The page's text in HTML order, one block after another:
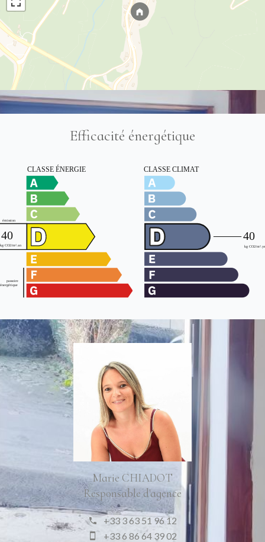
Efficacité énergétique
Marie CHIADOT
Responsable d'agence
+33 3 63 51 96 12
+33 6 86 64 39 02